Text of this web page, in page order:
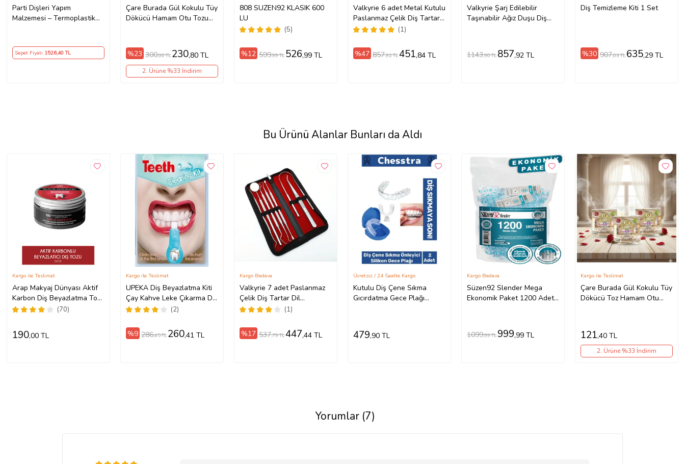
Parti Dişleri Yapım
Malzemesi – Termoplastik
Sepet Fiyatı 1526,40 TL
Çare Burada Gül Kokulu Tüy
Dökücü Hamam Otu Tozu
%23 300,00 TL 230,80 TL
2. Ürüne %33 İndirim
808 SUZEN92 KLASIK 600
LU
(5)
%12 599,99 TL 526,99 TL
Valkyrie 6 adet Metal Kutulu
Paslanmaz Çelik Diş Tartar
Dil Temizleme Dental Ağız
(1)
%47 857,92 TL451,84 TL
Valkyrie Şarj Edilebilir
Taşınabilir Ağız Duşu Diş
1143,90 TL 857,92 TL
Diş Temizleme Kiti 1 Set
%30 907,03 TL 635,29 TL
Bu Ürünü Alanlar Bunları da Aldı
Arap Makyaj Dünyası Aktif
Karbon Diş Beyazlatma Tozu
50 gr
(70)
Kargo ile Teslimat
190,00 TL
UPEKA Diş Beyazlatma Kiti
Çay Kahve Leke Çıkarma Diş
Parlatma Silgisi(2)
Kargo ile Teslimat
%9 286,45 TL 260,41 TL
Valkyrie 7 adet Paslanmaz
Çelik Diş Tartar Dil
Temizleme Dental Ağız
(1)
Kargo Bedava
%17 537,79 TL447,44 TL
Kutulu Diş Çene Sıkma
Gıcırdatma Gece Plağı
Ücretsiz / 24 Saatte Kargo
479,90 TL
Süzen92 Slender Mega
Ekonomik Paket 1200 Adet
Kargo Bedava
1099,99 TL 999,99 TL
Çare Burada Gül Kokulu Tüy
Dökücü Toz Hamam Otu
Kargo ile Teslimat
121,40 TL
2. Ürüne %33 İndirim
Yorumlar (7)